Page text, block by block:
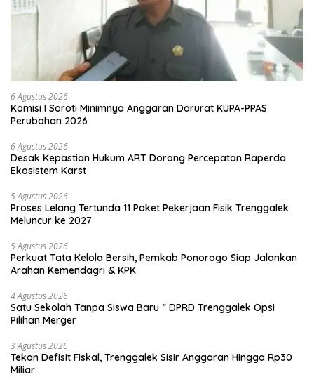
6 Agustus 2026
Komisi I Soroti Minimnya Anggaran Darurat KUPA-PPAS
Perubahan 2026
6 Agustus 2026
Desak Kepastian Hukum ART Dorong Percepatan Raperda
Ekosistem Karst
5 Agustus 2026
Proses Lelang Tertunda 11 Paket Pekerjaan Fisik Trenggalek
Meluncur ke 2027
5 Agustus 2026
Perkuat Tata Kelola Bersih, Pemkab Ponorogo Siap Jalankan
Arahan Kemendagri & KPK
4 Agustus 2026
Satu Sekolah Tanpa Siswa Baru ” DPRD Trenggalek Opsi
Pilihan Merger
3 Agustus 2026
Tekan Defisit Fiskal, Trenggalek Sisir Anggaran Hingga Rp30
Miliar